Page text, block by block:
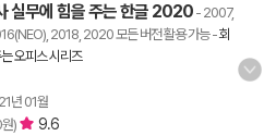
실무에 힘을 주는 한글 2020 - 2007,
2018, 2020 모든 버전 활용 가능-회
오피스 시리즈
년 01월
) 9.6